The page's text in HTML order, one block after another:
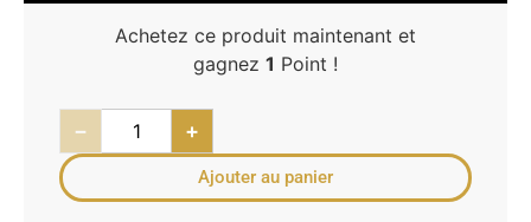
Achetez ce produit maintenant et
gagnez 1 Point !
− +
Ajouter au panier